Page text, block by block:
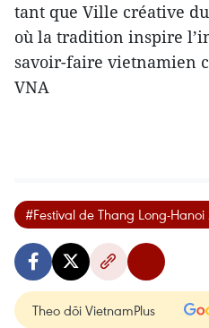
tant que Ville créative du
où la tradition inspire
savoir-faire vietnamien
VNA
#Festival de Thang Long-Hanoi
Theo dõi VietnamPlus